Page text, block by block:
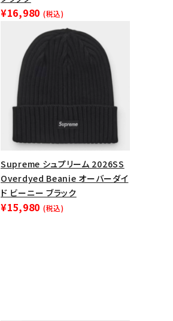
¥16,980 (税込)
Supreme シュプリーム 2026SS
Overdyed Beanie オーバーダイ
ド ビーニー ブラック
¥15,980 (税込)